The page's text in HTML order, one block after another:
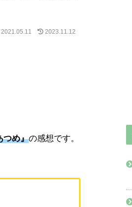
2021.05.11 2023.11.12
つめ』の感想です。